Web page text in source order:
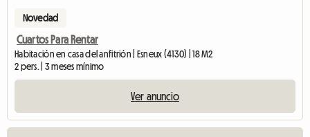
Novedad
Cuartos Para Rentar
Habitación en casa del anfitrión | Esneux (4130) | 18 M2
2 pers. | 3 meses mínimo
Ver anuncio